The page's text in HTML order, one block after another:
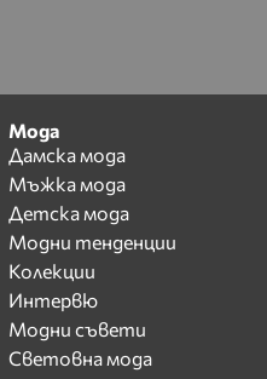
Мода
Дамска мода
Мъжка мода
Детска мода
Модни тенденции
Колекции
Интервю
Модни съвети
Световна мода